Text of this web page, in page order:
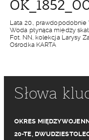
Lata 20., prawdopodobnie
Woda płynąca między
Fot. NN, kolekcja Larysy
Ośrodka KARTA
Słowa
OKRES
20-TE,